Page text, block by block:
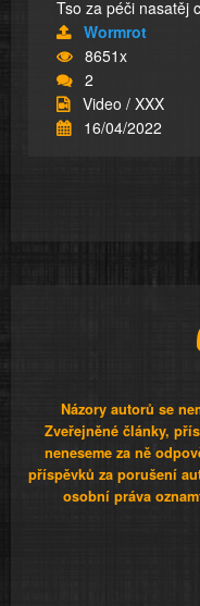
Tso za péči nasatěj
Wormrot
8651x
2
Video / XXX
16/04/2022
Názory autorů se
Zveřejněné články,
neneseme za ně
příspěvků za porušení
osobní práva